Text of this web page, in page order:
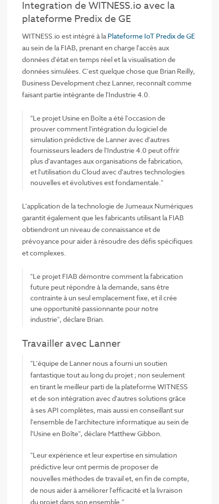
Integration de WITNESS.io avec la
plateforme Predix de GE
WITNESS.io est intégré à la Plateforme IoT Predix de GE
au sein de la FIAB, prenant en charge l'accès aux
données d'état en temps réel et la visualisation de
données simulées. C'est quelque chose que Brian Reilly,
Business Development chez Lanner, reconnaît comme
faisant partie intégrante de l'Industrie 4.0.
"Le projet Usine en Boîte a été l'occasion de
prouver comment l'intégration du logiciel de
simulation prédictive de Lanner avec d'autres
fournisseurs leaders de l'Industrie 4.0 peut offrir
plus d'avantages aux organisations de fabrication,
et l'utilisation du Cloud avec d'autres technologies
nouvelles et évolutives est fondamentale."
L'application de la technologie de Jumeaux Numériques
garantit également que les fabricants utilisant la FIAB
obtiendront un niveau de connaissance et de
prévoyance pour aider à résoudre des défis spécifiques
et complexes.
"Le projet FIAB démontre comment la fabrication
future peut répondre à la demande, sans être
contrainte à un seul emplacement fixe, et il crée
une opportunité passionnante pour notre
industrie", déclare Brian.
Travailler avec Lanner
"L'équipe de Lanner nous a fourni un soutien
fantastique tout au long du projet ; non seulement
en tirant le meilleur parti de la plateforme WITNESS
et de son intégration avec d'autres solutions grâce
à ses API complètes, mais aussi en conseillant sur
l'ensemble de l'architecture informatique au sein de
l'Usine en Boîte", déclare Matthew Gibbon.
"Leur expérience et leur expertise en simulation
prédictive leur ont permis de proposer de
nouvelles méthodes de travail et, en fin de compte,
de nous aider à améliorer l'efficacité et la livraison
du projet dans son ensemble."